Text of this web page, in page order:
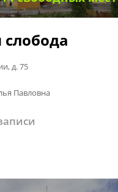
д. 75
Павловна